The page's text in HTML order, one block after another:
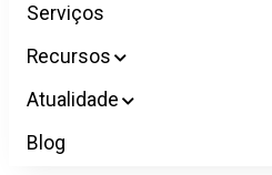
Serviços
Recursos
Atualidade
Blog